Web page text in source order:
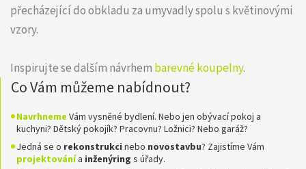
přecházející do obkladu za umyvadly spolu s květinovými
vzory.
Inspirujte se dalším návrhem barevné koupelny.
Co Vám můžeme nabídnout?
Navrhneme Vám vysněné bydlení. Nebo jen obývací pokoj a
kuchyni? Dětský pokojík? Pracovnu? Ložnici? Nebo garáž?
Jedná se o rekonstrukci nebo novostavbu? Zajistíme Vám
projektovánía inženýring s úřady.